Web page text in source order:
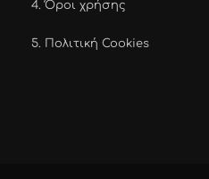
4.Όροι χρήσης
5. Πολιτική Cookies